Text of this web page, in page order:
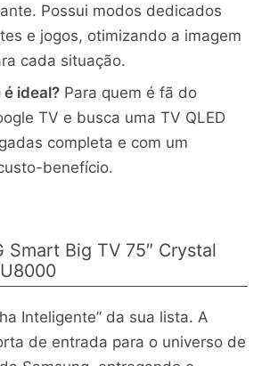
Possui modos dedicados
e jogos, otimizando a imagem
cada situação.
é ideal?Para quem é fã do
TV e busca uma TV QLED
completa e com um
benefício.
Smart Big TV 75″ Crystal
Inteligente” da sua lista. A
de entrada para o universo de